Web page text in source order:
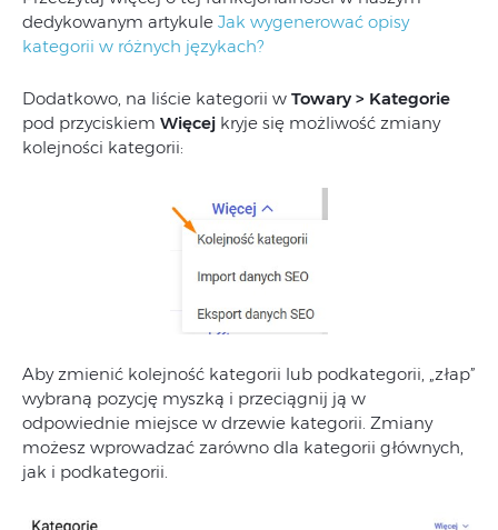
dedykowanym artykule Jak wygenerować opisy
kategorii w różnych językach?
Dodatkowo, na liście kategorii w Towary > Kategorie
pod przyciskiem Więcej kryje się możliwość zmiany
kolejności kategorii:
Abyzmienić kolejność kategorii lub podkategorii, „złap”
wybraną pozycję myszką i przeciągnij ją w
odpowiednie miejsce w drzewie kategorii. Zmiany
możesz wprowadzać zarówno dla kategorii głównych,
jak i podkategorii.